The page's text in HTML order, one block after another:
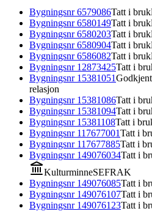
Bygningsnr6579086Tatt i bruk
Bygningsnr6580149Tatt i bruk
Bygningsnr6580203Tatt i bruk
Bygningsnr6580904Tatt i bruk
Bygningsnr6586082Tatt i bruk
Bygningsnr 12873425Tatt i
Bygningsnr 15381051
relasjon
Bygningsnr 15381086Tatt i
Bygningsnr 15381094Tatt i
Bygningsnr 15381108Tatt i
Bygningsnr 117677001Tatt i
Bygningsnr 117677885Tatt i
Bygningsnr 149076034Tatt i
KulturminneSEFRAK
Bygningsnr 149076085Tatt i
Bygningsnr 149076107Tatt i
Bygningsnr 149076123Tatt i